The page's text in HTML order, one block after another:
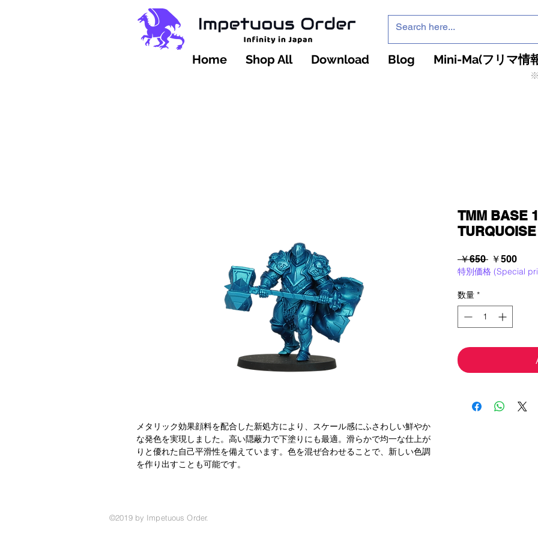
Home Shop All Download Blog Mini-Ma(フリマ情
メタリック効果顔料を配合した新処方により、スケール感にふさわしい鮮やか
な発色を実現しました。高い隠蔽力で下塗りにも最適。滑らかで均一な仕上が
りと優れた自己平滑性を備えています。色を混ぜ合わせることで、新しい色調
を作り出すことも可能です。
TMM BASE
TURQUOISE
￥650 通
常
￥500セ
ー
特別価格 (Special
数量 *
©2019 by Impetuous Order.